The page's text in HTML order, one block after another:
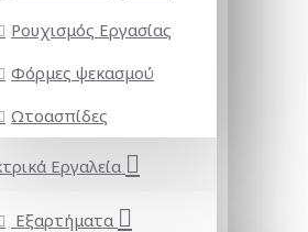
Ρουχισμός Εργασίας
Φόρμες ψεκασμού
Ωτοασπίδες
Εργαλεία
Εξαρτήματα